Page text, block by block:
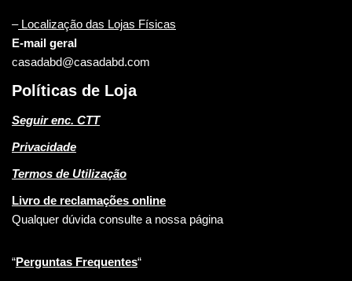
–Localização das Lojas Físicas
E-mail geral
casadabd@casadabd.com
Políticas de Loja
Seguir enc. CTT
Privacidade
Termos de Utilização
Livro de reclamações online
Qualquer dúvida consulte a nossa página
“Perguntas Frequentes“